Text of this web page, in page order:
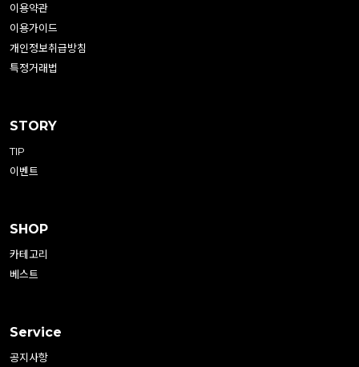
이용약관
이용가이드
개인정보취급방침
특정거래법
STORY
TIP
이벤트
SHOP
카테고리
베스트
Service
공지사항